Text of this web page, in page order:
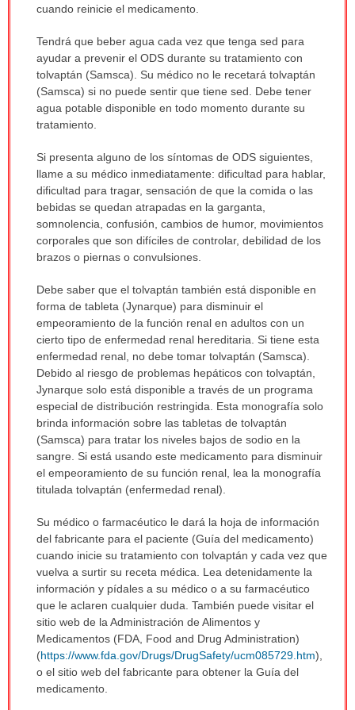
cuando reinicie el medicamento.
Tendrá que beber agua cada vez que tenga sed para
ayudar a prevenir el ODS durante su tratamiento con
tolvaptán (Samsca). Su médico no le recetará tolvaptán
(Samsca) si no puede sentir que tiene sed. Debe tener
agua potable disponible en todo momento durante su
tratamiento.
Si presenta alguno de los síntomas de ODS siguientes,
llame a su médico inmediatamente: dificultad para hablar,
dificultad para tragar, sensación de que la comida o las
bebidas se quedan atrapadas en la garganta,
somnolencia, confusión, cambios de humor, movimientos
corporales que son difíciles de controlar, debilidad de los
brazos o piernas o convulsiones.
Debe saber que el tolvaptán también está disponible en
forma de tableta (Jynarque) para disminuir el
empeoramiento de la función renal en adultos con un
cierto tipo de enfermedad renal hereditaria. Si tiene esta
enfermedad renal, no debe tomar tolvaptán (Samsca).
Debido al riesgo de problemas hepáticos con tolvaptán,
Jynarque solo está disponible a través de un programa
especial de distribución restringida. Esta monografía solo
brinda información sobre las tabletas de tolvaptán
(Samsca) para tratar los niveles bajos de sodio en la
sangre. Si está usando este medicamento para disminuir
el empeoramiento de su función renal, lea la monografía
titulada tolvaptán (enfermedad renal).
Su médico o farmacéutico le dará la hoja de información
del fabricante para el paciente (Guía del medicamento)
cuando inicie su tratamiento con tolvaptán y cada vez que
vuelva a surtir su receta médica. Lea detenidamente la
información y pídales a su médico o a su farmacéutico
que le aclaren cualquier duda. También puede visitar el
sitio web de la Administración de Alimentos y
Medicamentos (FDA, Food and Drug Administration)
(https://www.fda.gov/Drugs/DrugSafety/ucm085729.htm),
o el sitio web del fabricante para obtener la Guía del
medicamento.